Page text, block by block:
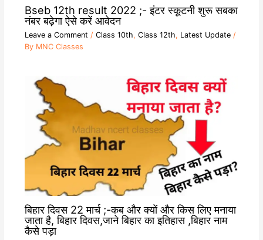
Bseb 12th result 2022 ;- इंटर स्कूटनी शुरू सबका
नंबर बढ़ेगा ऐसे करें आवेदन
Leave a Comment / Class 10th, Class 12th, Latest Update/
By MNC Classes
बिहार दिवस 22 मार्च ;-कब और क्यों और किस लिए मनाया
जाता है, बिहार दिवस,जाने बिहार का इतिहास ,बिहार नाम
कैसे पड़ा